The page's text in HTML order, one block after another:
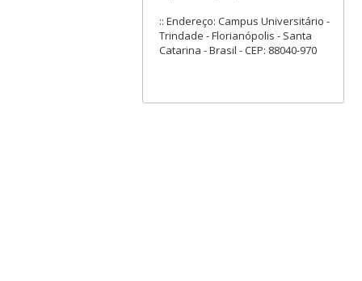
:: Endereço: Campus Universitário -
Trindade - Florianópolis - Santa
Catarina - Brasil - CEP: 88040-970